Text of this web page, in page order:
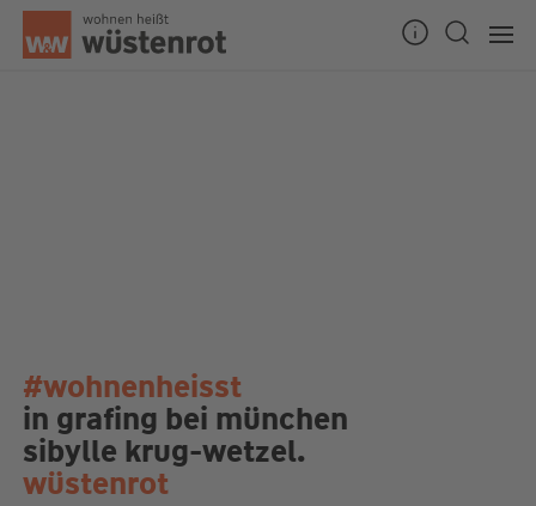
#wohnenheisst
in grafing bei münchen
sibylle krug-wetzel.
wüstenrot